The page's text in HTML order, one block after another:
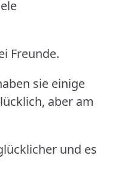
Freunde.
sie einige
aber am
und es